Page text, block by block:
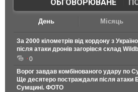
ОБГОВОРЮВАНЕ|
День Місяць
За 2000 кілометрів від кордону з
після атаки дронів загорівся склад
0
Ворог завдав комбінованого удару по
Ще десятеро постраждали після атаки
Сумщині. ФОТО